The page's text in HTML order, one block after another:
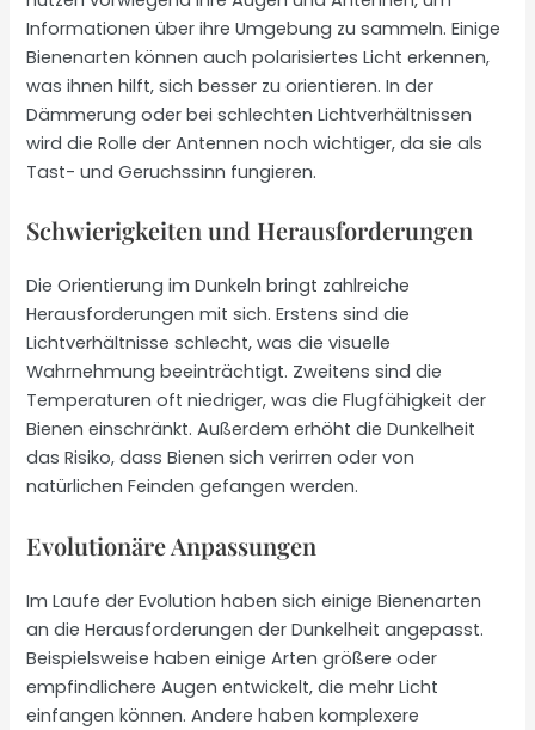
Informationen über ihre Umgebung zu sammeln. Einige
Bienenarten können auch polarisiertes Licht erkennen,
was ihnen hilft, sich besser zu orientieren. In der
Dämmerung oder bei schlechten Lichtverhältnissen
wird die Rolle der Antennen noch wichtiger, da sie als
Tast- und Geruchssinn fungieren.
Schwierigkeiten und Herausforderungen
Die Orientierung im Dunkeln bringt zahlreiche
Herausforderungen mit sich. Erstens sind die
Lichtverhältnisse schlecht, was die visuelle
Wahrnehmung beeinträchtigt. Zweitens sind die
Temperaturen oft niedriger, was die Flugfähigkeit der
Bienen einschränkt. Außerdem erhöht die Dunkelheit
das Risiko, dass Bienen sich verirren oder von
natürlichen Feinden gefangen werden.
Evolutionäre Anpassungen
Im Laufe der Evolution haben sich einige Bienenarten
an die Herausforderungen der Dunkelheit angepasst.
Beispielsweise haben einige Arten größere oder
empfindlichere Augen entwickelt, die mehr Licht
einfangen können. Andere haben komplexere